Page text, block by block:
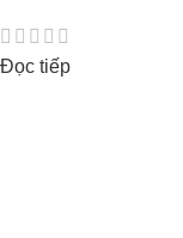
Đọc tiếp